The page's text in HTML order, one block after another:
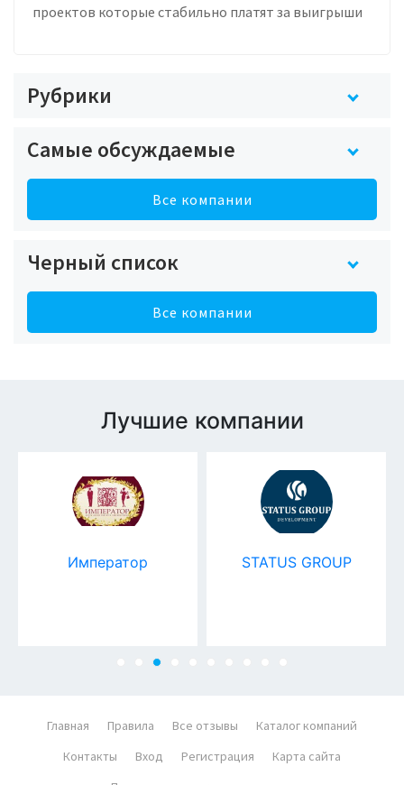
проектов которые стабильно платят за выигрыши
Рубрики
Самые обсуждаемые
Все компании
Черный список
Все компании
Лучшие компании
Император STATUS GROUP
Главная Правила Все отзывы
Каталог компаний
Контакты
Вход Регистрация
Карта сайта